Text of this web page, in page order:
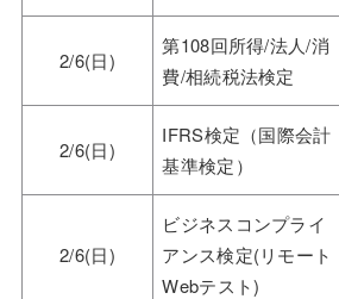
2/6(日)
第108回所得/法人/消
費/相続税法検定
2/6(日)
IFRS検定（国際会計
基準検定）
2/6(日)
ビジネスコンプライ
アンス検定(リモート
Webテスト)